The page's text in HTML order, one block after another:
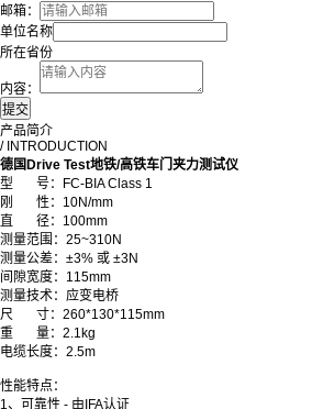
邮箱：
单位名称
所在省份
内容：
产品简介
/ INTRODUCTION
德国Drive Test地铁/高铁车门夹力测试仪
型 号：FC-BIA Class 1
刚 性 ： 10N/mm
直 径： 100mm
测量范围 ： 25~310N
测量公差： ±3% 或 ±3N
间隙宽度： 115mm
测量技术： 应变电桥
尺 寸： 260*130*115mm
重 量：2.1kg
电缆长度： 2.5m
性能特点：
1、可靠性 - 由IFA认证